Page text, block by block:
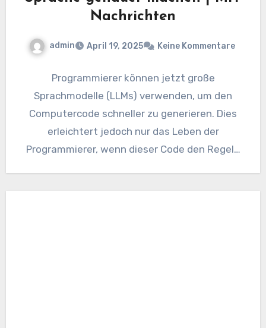
Nachrichten
admin April 19, 2025 Keine Kommentare
Programmierer können jetzt große
Sprachmodelle (LLMs) verwenden, um den
Computercode schneller zu generieren. Dies
erleichtert jedoch nur das Leben der
Programmierer, wenn dieser Code den Regeln